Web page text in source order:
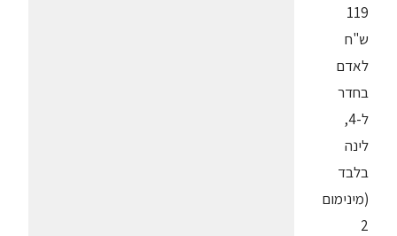
119
ש"ח
לאדם
בחדר
ל-4,
לינה
בלבד
(מינימום
2